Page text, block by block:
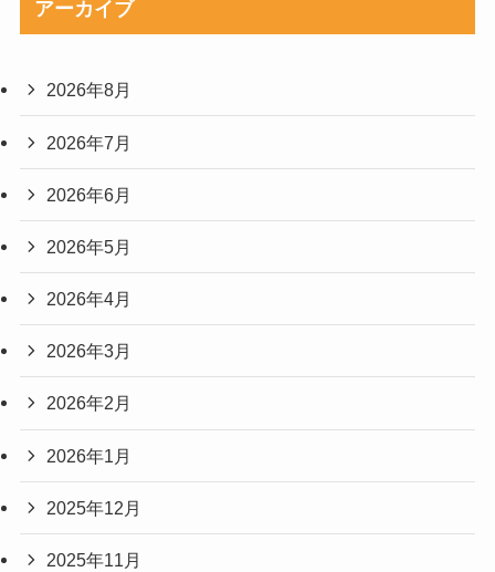
アーカイブ
2026年8月
2026年7月
2026年6月
2026年5月
2026年4月
2026年3月
2026年2月
2026年1月
2025年12月
2025年11月